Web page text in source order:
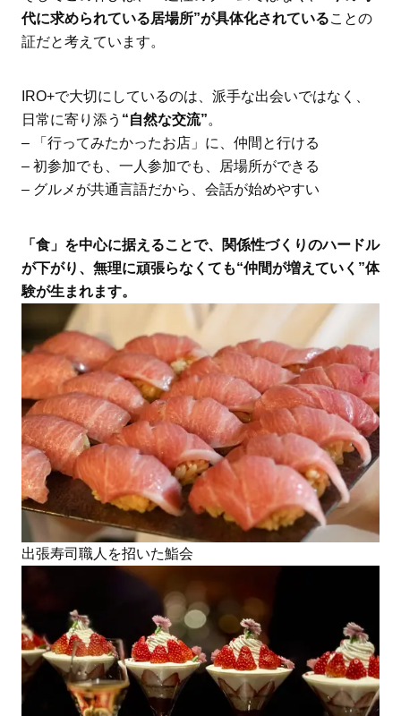
代に求められている居場所”が具体化されていることの
証だと考えています。
IRO+で大切にしているのは、派手な出会いではなく、
日常に寄り添う “自然な交流”。
– 「行ってみたかったお店」に、仲間と行ける
– 初参加でも、一人参加でも、居場所ができる
– グルメが共通言語だから、会話が始めやすい
「食」を中心に据えることで、関係性づくりのハードル
が下がり、無理に頑張らなくても“仲間が増えていく”体
験が生まれます。
出張寿司職人を招いた鮨会